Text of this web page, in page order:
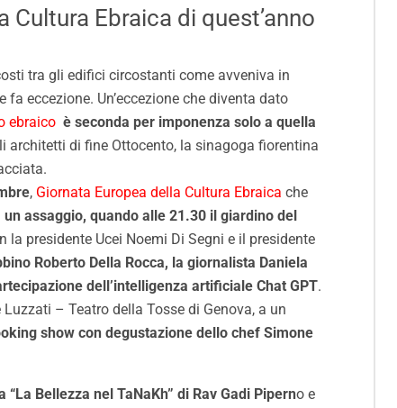
Ebraica di quest’anno
tra gli edifici circostanti come avveniva in
eccezione. Un’eccezione che diventa dato
ebraico è seconda per imponenza solo a quella
architetti di fine Ottocento, la sinagoga fiorentina
, Giornata Europea della Cultura Ebraica che
assaggio, quando alle 21.30 il giardino del
presidente Ucei Noemi Di Segni e il presidente
Roberto Della Rocca, la giornalista Daniela
dell’intelligenza artificiale Chat GPT.
– Teatro della Tosse di Genova, a un
show con degustazione dello chef Simone
Bellezza nel TaNaKh” di Rav Gadi Piperno e